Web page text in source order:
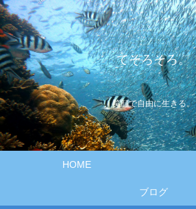
てそろそろ。
笑顔で自由に生きる。
HOME
ブログ